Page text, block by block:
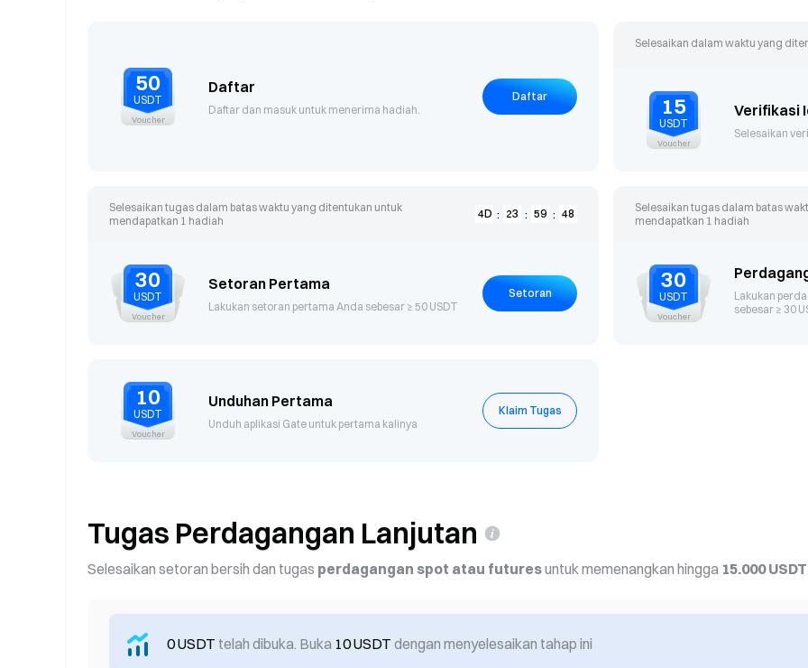
Limited premium
Convert New
KIOXIA Futures
50
USDT
Voucher
Daftar
Daftar dan masuk untuk menerima hadiah.
Daftar
Selesaikan dalam waktu yang
15
USDT
Voucher
Verifikasi
Selesaikan
Selesaikan tugas dalam batas waktu yang ditentukan untuk
mendapatkan 1 hadiah
4D : 23 : 59 : 48
30
USDT
Voucher
Setoran Pertama
Lakukan setoran pertama Anda sebesar ≥ 50 USDT
Setoran
Selesaikan tugas dalam batas
mendapatkan 1 hadiah
30
USDT
Voucher
Lakukan
sebesar ≥ 30
10
USDT
Voucher
Unduhan Pertama
Unduh aplikasi Gate untuk pertama kalinya
Klaim Tugas
Tugas Perdagangan Lanjutan
Selesaikan setoran bersih dan tugas perdagangan spot atau futuresuntuk memenangkan hingga 15.000 USDT
0 USDT telah dibuka. Buka 10 USDT dengan menyelesaikan tahap ini